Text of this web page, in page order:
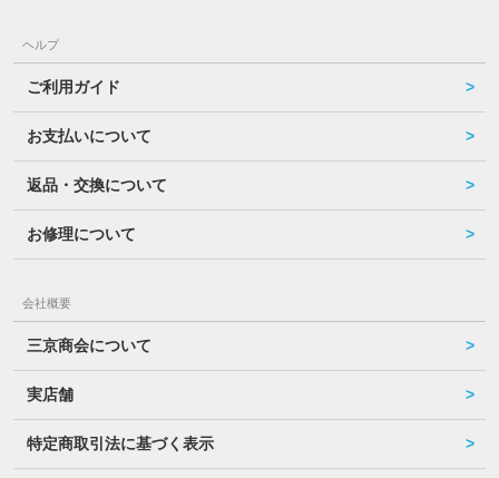
ヘルプ
ご利用ガイド
お支払いについて
返品・交換について
お修理について
会社概要
三京商会について
実店舗
特定商取引法に基づく表示